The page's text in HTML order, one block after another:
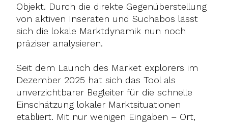
Objekt. Durch die direkte Gegenüberstellung
von aktiven Inseraten und Suchabos lässt
sich die lokale Marktdynamik nun noch
präziser analysieren.
Seit dem Launch des Market explorers im
Dezember 2025 hat sich das Tool als
unverzichtbarer Begleiter für die schnelle
Einschätzung lokaler Marktsituationen
etabliert. Mit nur wenigen Eingaben – Ort,